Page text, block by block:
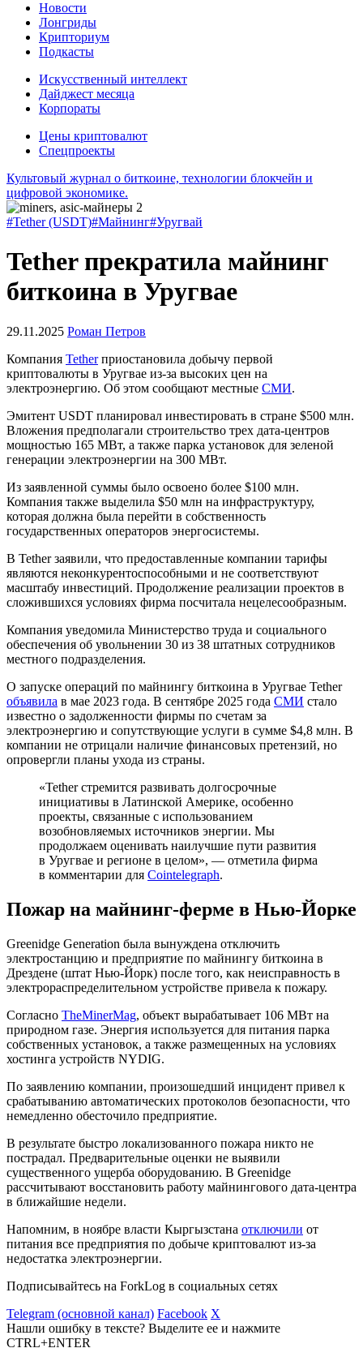
Новости
Лонгриды
Крипториум
Подкасты
Искусственный интеллект
Дайджест месяца
Корпораты
Цены криптовалют
Спецпроекты
Культовый журнал о биткоине, технологии блокчейн и
цифровой экономике.
#Tether (USDT)#Майнинг#Уругвай
Tether прекратила майнинг
биткоина в Уругвае
29.11.2025 Роман Петров
Компания Tetherприостановила добычу первой
криптовалюты в Уругвае из-за высоких цен на
электроэнергию. Об этом сообщают местные СМИ.
Эмитент USDT планировал инвестировать в стране $500 млн.
Вложения предполагали строительство трех дата-центров
мощностью 165 МВт, а также парка установок для зеленой
генерации электроэнергии на 300 МВт.
Из заявленной суммы было освоено более $100 млн.
Компания также выделила $50 млн на инфраструктуру,
которая должна была перейти в собственность
государственных операторов энергосистемы.
В Tether заявили, что предоставленные компании тарифы
являются неконкурентоспособными и не соответствуют
масштабу инвестиций. Продолжение реализации проектов в
сложившихся условиях фирма посчитала нецелесообразным.
Компания уведомила Министерство труда и социального
обеспечения об увольнении 30 из 38 штатных сотрудников
местного подразделения.
О запуске операций по майнингу биткоина в Уругвае Tether
объявила в мае 2023 года. В сентябре 2025 года СМИ стало
известно о задолженности фирмы по счетам за
электроэнергию и сопутствующие услуги в сумме $4,8 млн. В
компании не отрицали наличие финансовых претензий, но
опровергли планы ухода из страны.
«Tether стремится развивать долгосрочные
инициативы в Латинской Америке, особенно
проекты, связанные с использованием
возобновляемых источников энергии. Мы
продолжаем оценивать наилучшие пути развития
в Уругвае и регионе в целом», — отметила фирма
в комментарии для Cointelegraph.
Пожар на майнинг-ферме в Нью-Йорке
Greenidge Generation была вынуждена отключить
электростанцию и предприятие по майнингу биткоина в
Дрездене (штат Нью-Йорк) после того, как неисправность в
электрораспределительном устройстве привела к пожару.
Согласно TheMinerMag, объект вырабатывает 106 МВт на
природном газе. Энергия используется для питания парка
собственных установок, а также размещенных на условиях
хостинга устройств NYDIG.
По заявлению компании, произошедший инцидент привел к
срабатыванию автоматических протоколов безопасности, что
немедленно обесточило предприятие.
В результате быстро локализованного пожара никто не
пострадал. Предварительные оценки не выявили
существенного ущерба оборудованию. В Greenidge
рассчитывают восстановить работу майнингового дата-центра
в ближайшие недели.
Напомним, в ноябре власти Кыргызстана отключили от
питания все предприятия по добыче криптовалют из-за
недостатка электроэнергии.
Подписывайтесь на ForkLog в социальных сетях
Telegram (основной канал) Facebook X
Нашли ошибку в тексте? Выделите ее и нажмите
CTRL+ENTER